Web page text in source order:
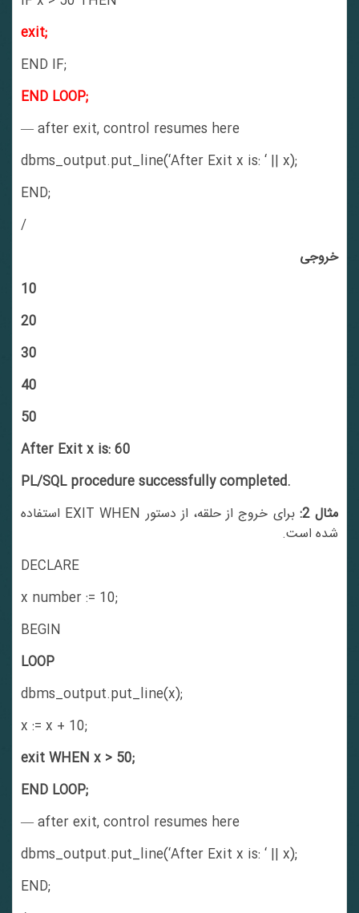
exit;
END IF;
END LOOP;
— after exit, control resumes here
dbms_output.put_line(‘After Exit x is: ‘ || x);
END;
خروجی
After Exit x is: 60
PL/SQL procedure successfully completed.
مثال 2:
برای خروج از حلقه، از دستور EXIT WHEN استفاده
شده است.
DECLARE
x number := 10;
BEGIN
LOOP
dbms_output.put_line(x);
x := x + 10;
exit WHEN x > 50;
END LOOP;
— after exit, control resumes here
dbms_output.put_line(‘After Exit x is: ‘ || x);
END;